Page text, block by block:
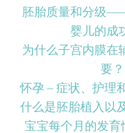
胚胎质量和分级
婴儿的成
为什么子宫内膜在
要？
怀孕 – 症状、护理
什么是胚胎植入以
宝宝每个月的发